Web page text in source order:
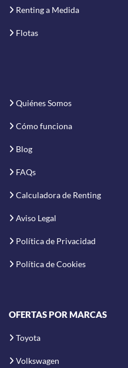
Renting a Medida
Flotas
Quiénes Somos
Cómo funciona
Blog
FAQs
Calculadora de Renting
Aviso Legal
Política de Privacidad
Política de Cookies
OFERTAS POR MARCAS
Toyota
Volkswagen